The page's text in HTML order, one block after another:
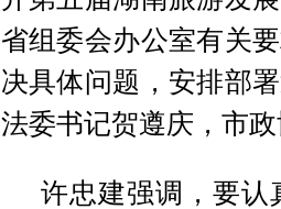
省组委会办公室有关
决具体问题，安排部
法委书记贺遵庆，市
许忠建强调，要认